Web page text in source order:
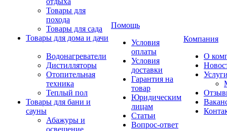
Товары для
похода
Товары для сада
Товары для дома и дачи
Водонагреватели
Дистилляторы
Отопительная
техника
Теплый пол
Товары для бани и
сауны
Абажуры и
освещение
Помощь
Условия
оплаты
Условия
доставки
Гарантия на
товар
Юридическим
лицам
Статьи
Вопрос-ответ
Компания
О